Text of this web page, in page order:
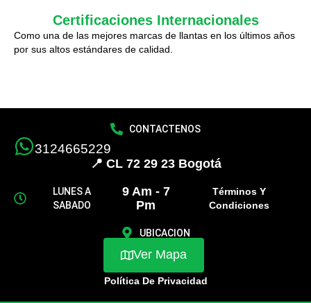
Certificaciones Internacionales
Como una de las mejores marcas de llantas en los últimos años
por sus altos estándares de calidad.
CONTACTENOS
3124665229
📍 CL 72 29 23 Bogotá
LUNES A
SABADO
9 Am - 7
Pm
Términos Y
Condiciones
UBICACION
Ver Mapa
Política De Privacidad